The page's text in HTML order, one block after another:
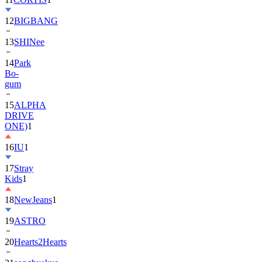
13SHINee
14Park
Bo-
gum
15ALPHA
DRIVE
ONE)1
16IU1
17Stray
Kids
18NewJeans
19ASTRO
20Hearts2Hearts
21songhyekyo